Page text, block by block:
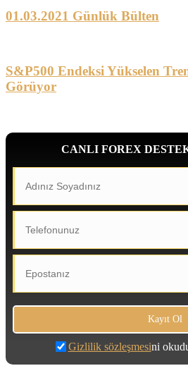
01.03.2021 Günlük Bülten
S&P500 Endeksi Yükselen
Görüyor
CANLI FOREX
Gizlilik sözleşmesini